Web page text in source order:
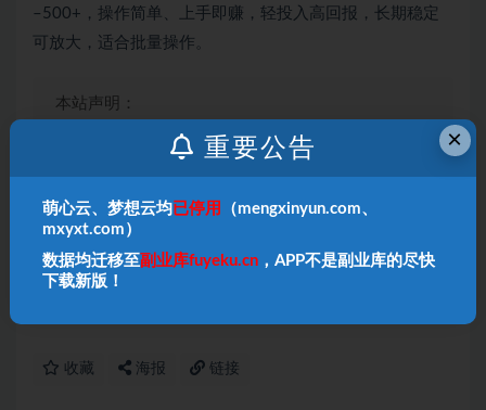
–500+，操作简单、上手即赚，轻投入高回报，长期稳定
可放大，适合批量操作。
本站声明：
1、本内容转载于网络，版权归原作者所有！
2、本站仅提供信息存储空间服务，不拥有所有权，
不承担相关法律责任！
3、本内容若侵犯到你的版权利益，请联系我们，会
尽快给予删除处理！
4、本站项目均需要自学，无指导；项目如有涉及付
费环节，请
收藏 海报 链接
×
重要公告
萌心云、梦想云均 已停用
（mengxinyun.com、
mxyxt.com）
数据均迁移至副业库fuyeku.cn ，APP不是副业库的尽快
下载新版！